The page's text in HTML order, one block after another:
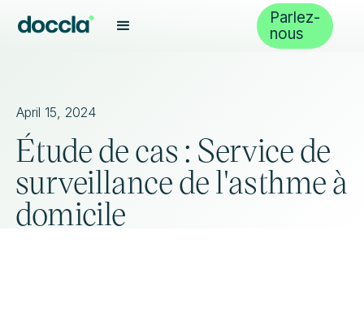
Parlez-
nous
April 15, 2024
Étude de cas : Service de
surveillance de l'asthme à
domicile